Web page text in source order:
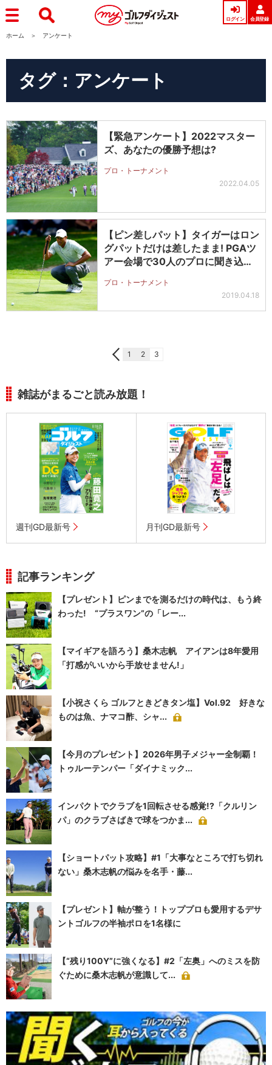
ログイン 会員登録
ホーム アンケート
タグ：アンケート
【緊急アンケート】2022マスター
ズ、あなたの優勝予想は?
プロ・トーナメント
2022.04.05
【ピン差しパット】タイガーはロン
グパットだけは差したまま! PGAツ
アー会場で30人のプロに聞き込
プロ・トーナメント
2019.04.18
1 2 3
雑誌がまるごと読み放題！
週刊GD最新号 月刊GD最新号
記事ランキング
【プレゼント】ピンまでを測るだけの時代は、もう終
わった! “プラスワン”の「レー...
【マイギアを語ろう】桑木志帆 アイアンは8年愛用
「打感がいいから手放せません!」
【小祝さくら ゴルフときどきタン塩】Vol.92 好きな
ものは魚、ナマコ酢、シャ...
【今月のプレゼント】2026年男子メジャー全制覇！
トゥルーテンパー「ダイナミック...
インパクトでクラブを1回転させる感覚!?「クルリン
パ」のクラブさばきで球をつかま...
【ショートパット攻略】#1「大事なところで打ち切れ
ない」桑木志帆の悩みを名手・藤...
【プレゼント】軸が整う！トッププロも愛用するデサ
ントゴルフの半袖ポロを1名様に
【“残り100Y”に強くなる】#2「左奥」へのミスを防
ぐために桑木志帆が意識して...